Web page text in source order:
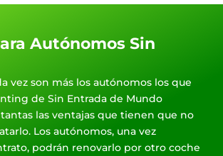
Autónomos Sin
vez son más los autónomos los que
de Sin Entrada de Mundo
las ventajas que tienen que no
Los autónomos, una vez
podrán renovarlo por otro coche